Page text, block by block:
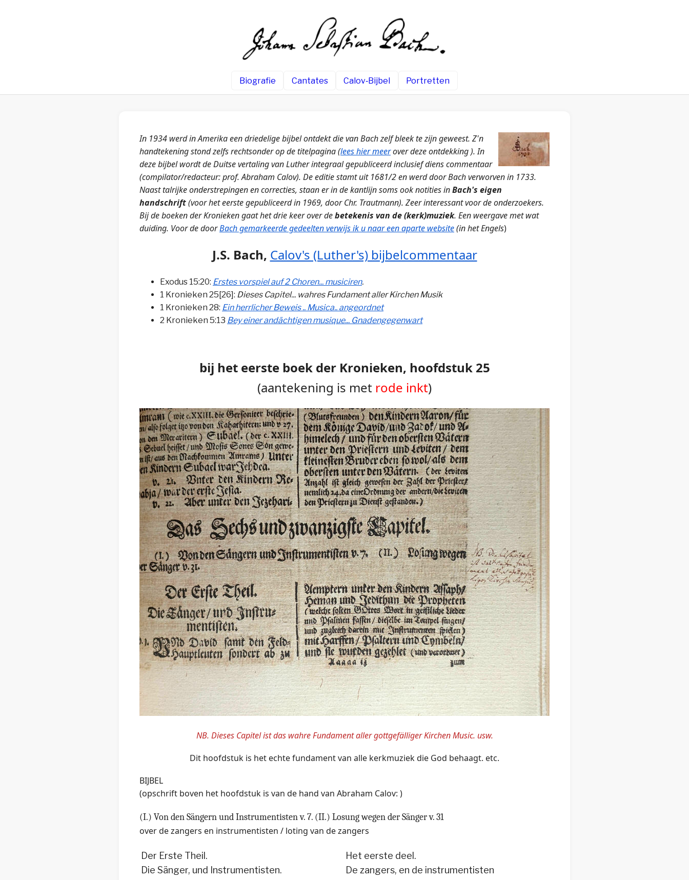
Biografie Cantates Calov‑Bijbel Portretten
In 1934 werd in Amerika een driedelige bijbel ontdekt die van Bach zelf bleek te zijn geweest. Z'n
handtekening stond zelfs rechtsonder op de titelpagina (lees hier meerover deze ontdekking ). In
deze bijbel wordt de Duitse vertaling van Luther integraal gepubliceerd inclusief diens commentaar
(compilator/redacteur: prof. Abraham Calov). De editie stamt uit 1681/2 en werd door Bach verworven in 1733.
Naast talrijke onderstrepingen en correcties, staan er in de kantlijn soms ook notities inBach's eigen
handschrift(voor het eerste gepubliceerd in 1969, door Chr. Trautmann). Zeer interessant voor de onderzoekers.
Bij de boeken der Kronieken gaat het drie keer over debetekenis van de (kerk)muziek. Een weergave met wat
duiding. Voor de doorBach gemarkeerde gedeelten verwijs ik u naar een aparte website(in hetEngels)
J.S. Bach, Calov's (Luther's) bijbelcommentaar
Exodus 15:20: Erstes vorspiel auf 2 Choren... musiciren.
1 Kronieken 25[26]: Dieses Capitel... wahres Fundament aller Kirchen Musik
1 Kronieken 28: Ein herrlicher Beweis .. Musica.. angeordnet
2 Kronieken 5:13 Bey einer andächtigen musique... Gnadengegenwart
bij het eerste boek der Kronieken, hoofdstuk 25
(aantekening is met rode inkt)
NB. Dieses Capitel ist das wahre Fundament aller gottgefälliger Kirchen Music. usw.
Dit hoofdstuk is het echte fundament van alle kerkmuziek die God behaagt. etc.
BIJBEL
(opschrift boven het hoofdstuk is van de hand van Abraham Calov: )
(I.) Von den Sängern und Instrumentisten v. 7. (II.) Losung wegen der Sänger v. 31
over de zangers en instrumentisten / loting van de zangers
Der Erste Theil.
Die Sänger, und Instrumentisten.
Het eerste deel.
De zangers, en de instrumentisten